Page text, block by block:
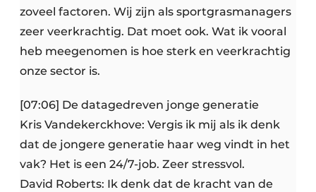
zoveel factoren. Wij zijn als sportgrasmanagers
zeer veerkrachtig. Dat moet ook. Wat ik vooral
heb meegenomen is hoe sterk en veerkrachtig
onze sector is.
[07:06] De datagedreven jonge generatie
Kris Vandekerckhove: Vergis ik mij als ik denk
dat de jongere generatie haar weg vindt in het
vak? Het is een 24/7-job. Zeer stressvol.
David Roberts: Ik denk dat de kracht van de